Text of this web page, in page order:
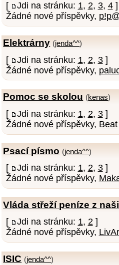
[ Jdi na stránku: 1, 2, 3, 4]
Žádné nové příspěvky,
Elektrárny (jenda^^)
[ Jdi na stránku: 1, 2, 3]
Žádné nové příspěvky,
Pomoc se skolou (kenas)
[ Jdi na stránku: 1, 2, 3]
Žádné nové příspěvky, Beat
Psací písmo (jenda^^)
[ Jdi na stránku: 1, 2, 3]
Žádné nové příspěvky,
Vláda střeží peníze z
[ Jdi na stránku: 1, 2]
Žádné nové příspěvky,
ISIC (jenda^^)